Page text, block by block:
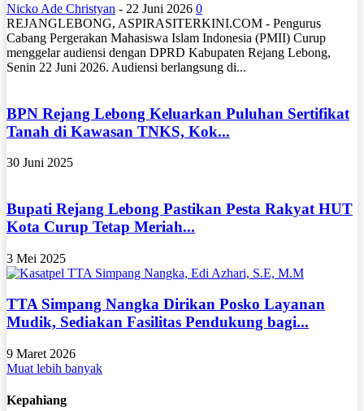
Nicko Ade Christyan - 22 Juni 2026 0
REJANGLEBONG, ASPIRASITERKINI.COM - Pengurus
Cabang Pergerakan Mahasiswa Islam Indonesia (PMII) Curup
menggelar audiensi dengan DPRD Kabupaten Rejang Lebong,
Senin 22 Juni 2026. Audiensi berlangsung di...
BPN Rejang Lebong Keluarkan Puluhan Sertifikat
Tanah di Kawasan TNKS, Kok...
30 Juni 2025
Bupati Rejang Lebong Pastikan Pesta Rakyat HUT
Kota Curup Tetap Meriah...
3 Mei 2025
TTA Simpang Nangka Dirikan Posko Layanan
Mudik, Sediakan Fasilitas Pendukung bagi...
9 Maret 2026
Muat lebih banyak
Kepahiang